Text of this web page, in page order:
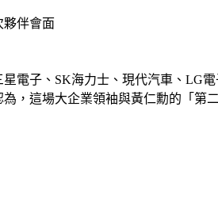
夥伴會面
電子、SK海力士、現代汽車、LG
，這場大企業領袖與黃仁勳的「第